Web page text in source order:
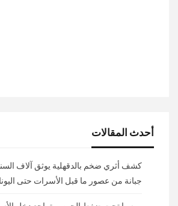
أحدث المقالات
كشف أثري ضخم بالدقهلية يوثق آلاف
جبانة من عصور ما قبل الأسرات حتى